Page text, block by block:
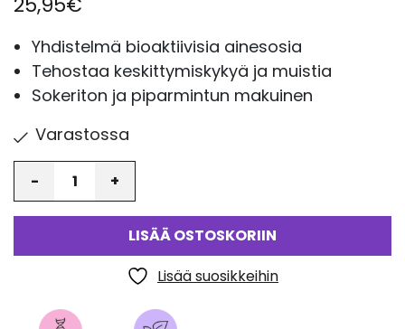
Yhdistelmä bioaktiivisia ainesosia
Tehostaa keskittymiskykyä ja muistia
Sokeriton ja piparmintun makuinen
Varastossa
LISÄÄ OSTOSKORIIN
Lisää suosikkeihin